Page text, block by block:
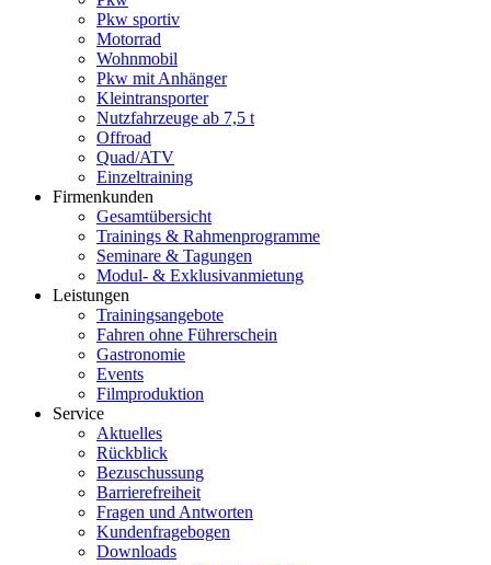
Pkw sportiv
Motorrad
Wohnmobil
Pkw mit Anhänger
Kleintransporter
Nutzfahrzeuge ab 7,5 t
Offroad
Quad/ATV
Einzeltraining
Firmenkunden
Gesamtübersicht
Trainings & Rahmenprogramme
Seminare & Tagungen
Modul- & Exklusivanmietung
Leistungen
Trainingsangebote
Fahren ohne Führerschein
Gastronomie
Events
Filmproduktion
Service
Aktuelles
Rückblick
Bezuschussung
Barrierefreiheit
Fragen und Antworten
Kundenfragebogen
Downloads